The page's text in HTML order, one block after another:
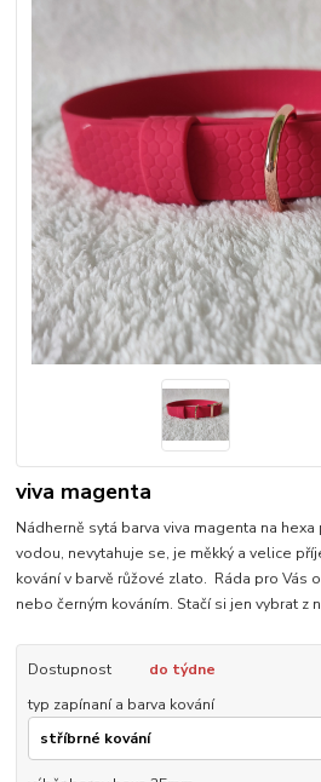
viva magenta
Nádherně sytá barva viva magenta na
vodou, nevytahuje se, je měkký a velice
kování v barvě růžové zlato. Ráda pro Vás
nebo černým kováním. Stačí si jen vybrat z
Dostupnost
do týdne
typ zapínaní a barva kování